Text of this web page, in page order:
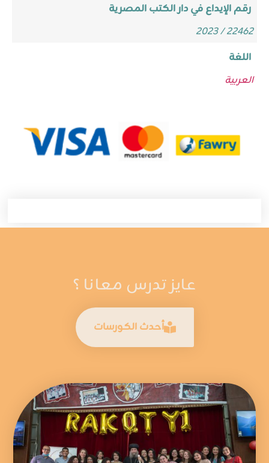
رقم الإيداع في دار الكتب المصرية
22462 / 2023
اللغة
العربية
عايز تدرس معانا ؟
أحدث الكورسات